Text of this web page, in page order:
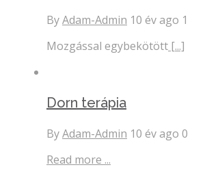
ByAdam-Admin 10 év ago 1
Mozgással egybekötött [...]
Dorn terápia
ByAdam-Admin 10 év ago 0
Read more ...